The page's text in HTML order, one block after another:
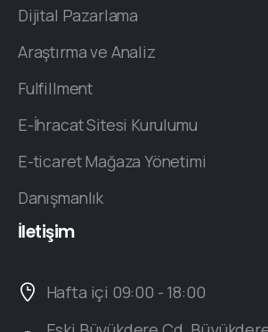
Dijital Pazarlama
Araştırma ve Analiz
Fulfillment
E-İhracat Sitesi Kurulumu
E-ticaret Mağaza Yönetimi
Danışmanlık
İletişim
Hafta içi 09:00 - 18:00